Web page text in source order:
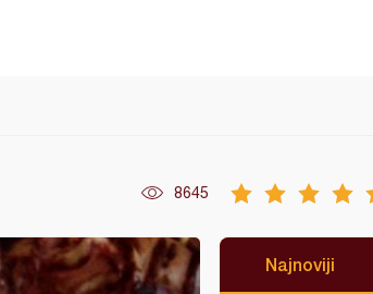
8645
Najnoviji